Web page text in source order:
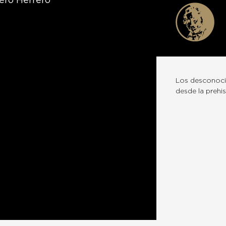
Los
desde la